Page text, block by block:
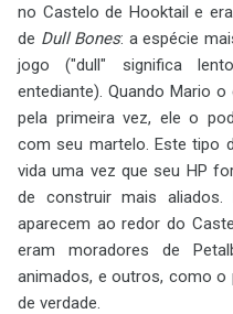
no Castelo de Hooktail e
de Dull Bones: a espécie
jogo ("dull" significa
entediante). Quando Mario o
pela primeira vez, ele o
com seu martelo. Este tipo
vida uma vez que seu HP
de construir mais
aparecem ao redor do
eram moradores de
animados, e outros, como o
de verdade.